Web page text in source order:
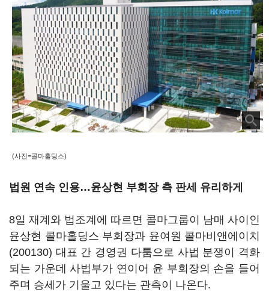
(사진=콜마홀딩스)
법원 연속 인용…윤상현 부회장 측 판세 유리하게
8일 재계와 법조계에 따르면 콜마그룹이 남매 사이인
윤상현 콜마홀딩스 부회장과 윤여원 콜마비앤에이치
(200130) 대표 간 경영권 다툼으로 사법 분쟁이 격화
되는 가운데 사법부가 연이어 윤 부회장의 손을 들어
주며 승세가 기울고 있다는 관측이 나온다.